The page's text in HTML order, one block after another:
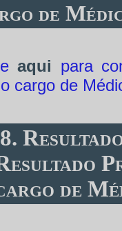
de
aqui para
cargo de
de